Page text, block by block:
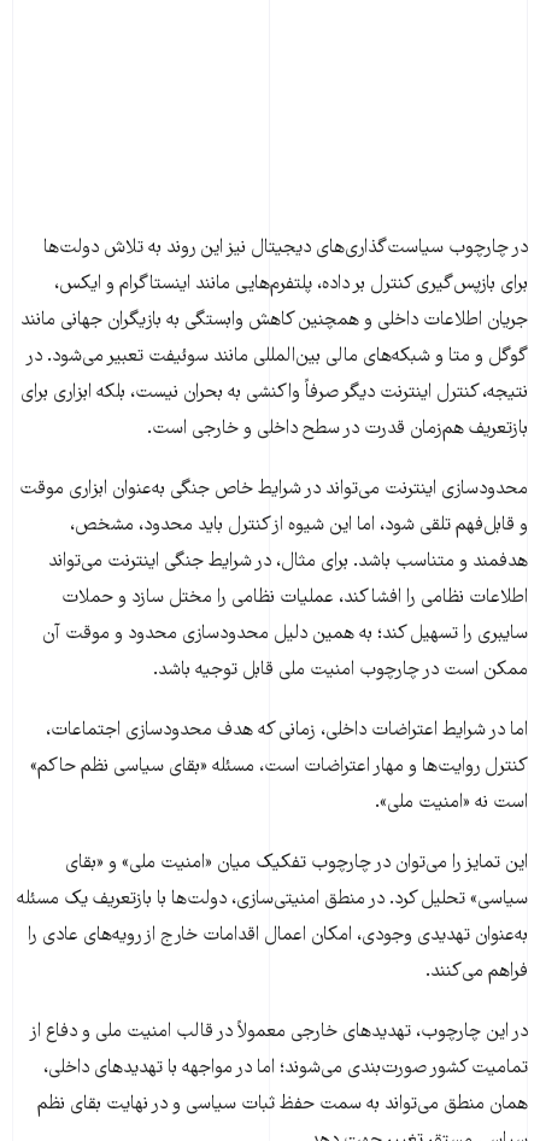
در چارچوب سیاست‌گذاری‌های دیجیتال نیز این روند به تلاش دولت‌ها
برای بازپس‌گیری کنترل بر داده، پلتفرم‌هایی مانند اینستاگرام و ایکس،
جریان اطلاعات داخلی و همچنین کاهش وابستگی به بازیگران جهانی مانند
گوگل و متا و شبکه‌های مالی بین‌المللی مانند سوئیفت تعبیر می‌شود. در
نتیجه، کنترل اینترنت دیگر صرفاً واکنشی به بحران نیست، بلکه ابزاری برای
بازتعریف هم‌زمان قدرت در سطح داخلی و خارجی است.
محدودسازی اینترنت می‌تواند در شرایط خاص جنگی به‌عنوان ابزاری موقت
و قابل‌فهم تلقی شود، اما این شیوه از کنترل باید محدود، مشخص،
هدفمند و متناسب باشد. برای مثال، در شرایط جنگی اینترنت می‌تواند
اطلاعات نظامی را افشا کند، عملیات نظامی را مختل سازد و حملات
سایبری را تسهیل کند؛ به همین دلیل محدودسازی محدود و موقت آن
ممکن است در چارچوب امنیت ملی قابل توجیه باشد.
اما در شرایط اعتراضات داخلی، زمانی که هدف محدودسازی اجتماعات،
کنترل روایت‌ها و مهار اعتراضات است، مسئله «بقای سیاسی نظم حاکم»
است نه «امنیت ملی».
این تمایز را می‌توان در چارچوب تفکیک میان «امنیت ملی» و «بقای
سیاسی» تحلیل کرد. در منطق امنیتی‌سازی، دولت‌ها با بازتعریف یک مسئله
به‌عنوان تهدیدی وجودی، امکان اعمال اقدامات خارج از رویه‌های عادی را
فراهم می‌کنند.
در این چارچوب، تهدیدهای خارجی معمولاً در قالب امنیت ملی و دفاع از
تمامیت کشور صورت‌بندی می‌شوند؛ اما در مواجهه با تهدیدهای داخلی،
همان منطق می‌تواند به سمت حفظ ثبات سیاسی و در نهایت بقای نظم